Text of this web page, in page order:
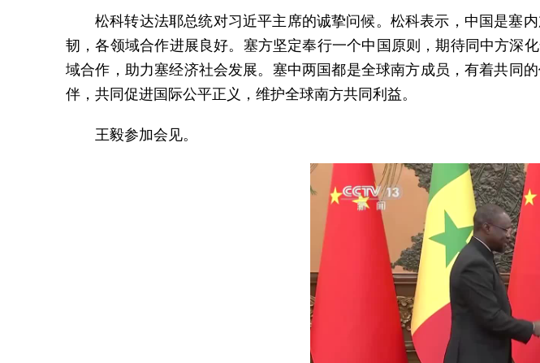
松科转达法耶总统对习近平主席的诚挚问候。松科表示，中国是塞
韧，各领域合作进展良好。塞方坚定奉行一个中国原则，期待同中方深
域合作，助力塞经济社会发展。塞中两国都是全球南方成员，有着共同
伴，共同促进国际公平正义，维护全球南方共同利益。
王毅参加会见。